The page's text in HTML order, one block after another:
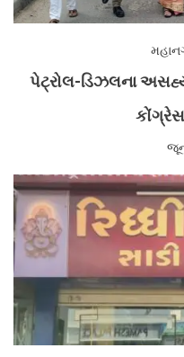
પેટ્રોલ-ડિઝલના અસહ્ય
જૂન